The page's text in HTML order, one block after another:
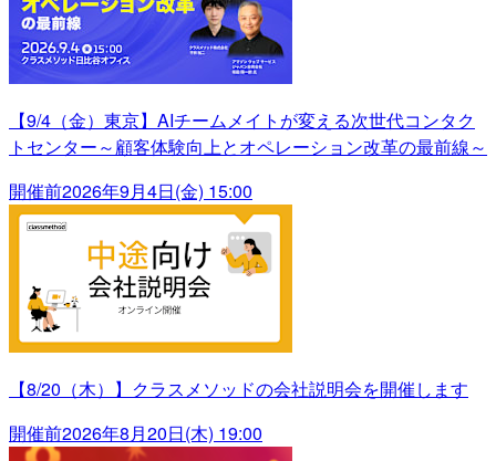
【9/4（金）東京】AIチームメイトが変える次世代コンタク
トセンター～顧客体験向上とオペレーション改革の最前線～
開催前2026年9月4日(金) 15:00
【8/20（木）】クラスメソッドの会社説明会を開催します
開催前2026年8月20日(木) 19:00